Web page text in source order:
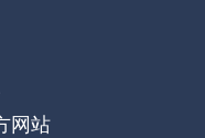
网站